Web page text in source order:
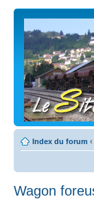
Index du forum ‹
Wagon